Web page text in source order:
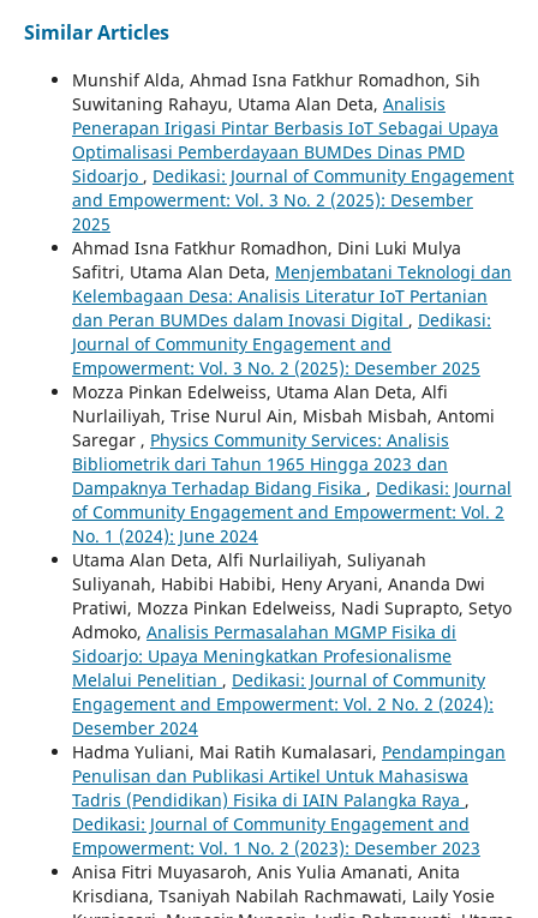
Similar Articles
Munshif Alda, Ahmad Isna Fatkhur Romadhon, Sih
Suwitaning Rahayu, Utama Alan Deta, Analisis
Penerapan Irigasi Pintar Berbasis IoT Sebagai Upaya
Optimalisasi Pemberdayaan BUMDes Dinas PMD
Sidoarjo , Dedikasi: Journal of Community Engagement
and Empowerment: Vol. 3 No. 2 (2025): Desember
2025
Ahmad Isna Fatkhur Romadhon, Dini Luki Mulya
Safitri, Utama Alan Deta, Menjembatani Teknologi dan
Kelembagaan Desa: Analisis Literatur IoT Pertanian
dan Peran BUMDes dalam Inovasi Digital , Dedikasi:
Journal of Community Engagement and
Empowerment: Vol. 3 No. 2 (2025): Desember 2025
Mozza Pinkan Edelweiss, Utama Alan Deta, Alfi
Nurlailiyah, Trise Nurul Ain, Misbah Misbah, Antomi
Saregar , Physics Community Services: Analisis
Bibliometrik dari Tahun 1965 Hingga 2023 dan
Dampaknya Terhadap Bidang Fisika , Dedikasi: Journal
of Community Engagement and Empowerment: Vol. 2
No. 1 (2024): June 2024
Utama Alan Deta, Alfi Nurlailiyah, Suliyanah
Suliyanah, Habibi Habibi, Heny Aryani, Ananda Dwi
Pratiwi, Mozza Pinkan Edelweiss, Nadi Suprapto, Setyo
Admoko, Analisis Permasalahan MGMP Fisika di
Sidoarjo: Upaya Meningkatkan Profesionalisme
Melalui Penelitian , Dedikasi: Journal of Community
Engagement and Empowerment: Vol. 2 No. 2 (2024):
Desember 2024
Hadma Yuliani, Mai Ratih Kumalasari, Pendampingan
Penulisan dan Publikasi Artikel Untuk Mahasiswa
Tadris (Pendidikan) Fisika di IAIN Palangka Raya ,
Dedikasi: Journal of Community Engagement and
Empowerment: Vol. 1 No. 2 (2023): Desember 2023
Anisa Fitri Muyasaroh, Anis Yulia Amanati, Anita
Krisdiana, Tsaniyah Nabilah Rachmawati, Laily Yosie